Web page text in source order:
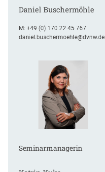
Daniel Buschermöhle
M:+49 (0) 170 22 45 767
daniel.buschermoehle@dvnw.de
Seminarmanagerin